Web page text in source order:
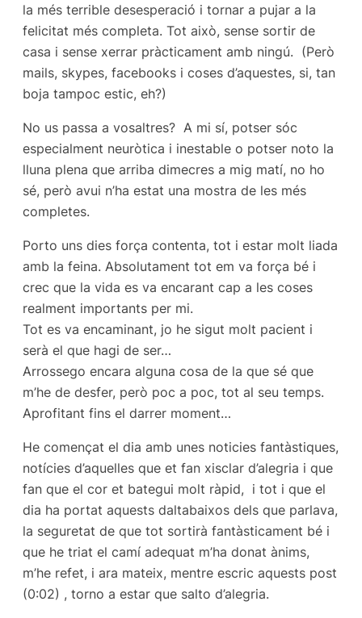
la més terrible desesperació i tornar a pujar a la
felicitat més completa. Tot això, sense sortir de
casa i sense xerrar pràcticament amb ningú. (Però
mails, skypes, facebooks i coses d’aquestes, si, tan
boja tampoc estic, eh?)
No us passa a vosaltres? A mi sí, potser sóc
especialment neuròtica i inestable o potser noto la
lluna plena que arriba dimecres a mig matí, no ho
sé, però avui n’ha estat una mostra de les més
completes.
Porto uns dies força contenta, tot i estar molt liada
amb la feina. Absolutament tot em va força bé i
crec que la vida es va encarant cap a les coses
realment importants per mi.
Tot es va encaminant, jo he sigut molt pacient i
serà el que hagi de ser…
Arrossego encara alguna cosa de la que sé que
m’he de desfer, però poc a poc, tot al seu temps.
Aprofitant fins el darrer moment…
He començat el dia amb unes noticies fantàstiques,
notícies d’aquelles que et fan xisclar d’alegria i que
fan que el cor et bategui molt ràpid, i tot i que el
dia ha portat aquests daltabaixos dels que parlava,
la seguretat de que tot sortirà fantàsticament bé i
que he triat el camí adequat m’ha donat ànims,
m’he refet, i ara mateix, mentre escric aquests post
(0:02) , torno a estar que salto d’alegria.